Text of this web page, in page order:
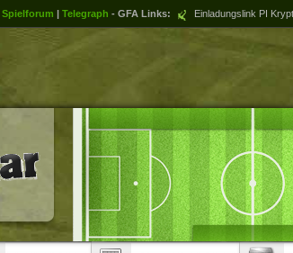
Spielforum | Telegraph - GFA Links: Einladungslink PI